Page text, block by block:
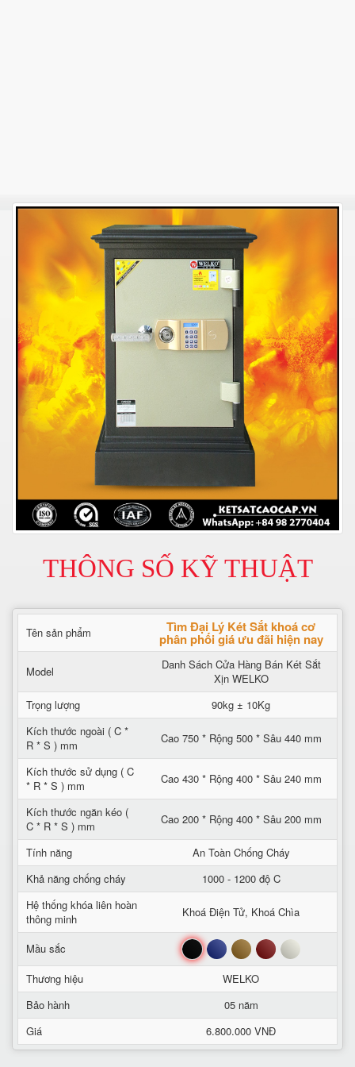
THÔNG SỐ KỸ THUẬT
Tên sản phẩm Tìm Đại Lý Két Sắt khoá cơ
phân phối giá ưu đãi hiện nay
Model
Danh Sách Cửa Hàng Bán Két Sắt
Xịn WELKO
Trọng lượng
90kg ± 10Kg
Kích thước ngoài ( C *
R * S ) mm
Cao 750 * Rộng 500 * Sâu 440 mm
Kích thước sử dụng ( C
* R * S ) mm
Cao 430 * Rộng 400 * Sâu 240 mm
Kích thước ngăn kéo (
C * R * S ) mm
Cao 200 * Rộng 400 * Sâu 200 mm
Tính năng
An Toàn Chống Cháy
Khả năng chống cháy
1000 - 1200 độ C
Hệ thống khóa liên hoàn
thông minh
Khoá Điện Tử, Khoá Chìa
Mầu sắc Đen Xanh Nâu Đỏ Trắng
Thương hiệu
WELKO
Bảo hành
05 năm
Giá
6.800.000 VNĐ